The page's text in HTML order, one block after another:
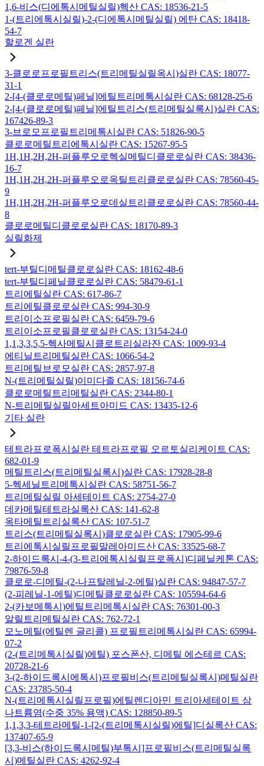
1,6-비스(디에톡시메틸실릴)헥산 CAS: 18536-21-5
1-(트리에톡시실릴)-2-(디에톡시메틸실릴) 에탄 CAS: 18418-
54-7
할로겐 실란
3-클로로프로필트리스(트리메틸실릴옥시)실란 CAS: 18077-
31-1
2-[4-(클로로메틸)페닐]에틸트리메톡시실란 CAS: 68128-25-6
2-[4-(클로로메틸)페닐]에틸트리스(트리메틸실록시)실란 CAS:
167426-89-3
3-브로모프로필트리메톡시실란 CAS: 51826-90-5
클로로메틸트리에톡시실란 CAS: 15267-95-5
1H,1H,2H,2H-퍼플루오로헥실메틸디클로로실란 CAS: 38436-
16-7
1H,1H,2H,2H-퍼플루오로옥틸트리클로로실란 CAS: 78560-45-
9
1H,1H,2H,2H-퍼플루오로데실트리클로로실란 CAS: 78560-44-
8
클로로메틸디클로로실란 CAS: 18170-89-3
실릴화제
tert-부틸디메틸클로로실란 CAS: 18162-48-6
tert-부틸디페닐클로로실란 CAS: 58479-61-1
트리에틸실란 CAS: 617-86-7
트리에틸클로로실란 CAS: 994-30-9
트리이소프로필실란 CAS: 6459-79-6
트리이소프로필클로로실란 CAS: 13154-24-0
1,1,3,3,5,5-헥사메틸시클로트리실라잔 CAS: 1009-93-4
에티닐트리메틸실란 CAS: 1066-54-2
트리메틸브로모실란 CAS: 2857-97-8
N-(트리메틸실릴)이미다졸 CAS: 18156-74-6
클로로메틸트리메틸실란 CAS: 2344-80-1
N-트리메틸실릴아세트아미드 CAS: 13435-12-6
기타 실란
테트라프로폭시실란 테트라프로필 오르토실리케이트 CAS:
682-01-9
메틸트리스(트리메틸실록시)실란 CAS: 17928-28-8
5-헥세닐트리메톡시실란 CAS: 58751-56-7
트리메틸실릴 아세테이트 CAS: 2754-27-0
데카메틸테트라실록산 CAS: 141-62-8
옥타메틸트리실록산 CAS: 107-51-7
트리스(트리메틸실록시)클로로실란 CAS: 17905-99-6
트리에톡시실릴프로필말레아미드산 CAS: 33525-68-7
2-하이드록시-4-(3-트리에톡시실릴프로폭시)디페닐케톤 CAS:
79876-59-8
클로로-디메틸-(2-나프탈레닐-2-에틸)실란 CAS: 94847-57-7
(2-피레닐-1-에틸)디메틸클로로실란 CAS: 105594-64-6
2-(카보메톡시)에틸트리메톡시실란 CAS: 76301-00-3
알릴트리메틸실란 CAS: 762-72-1
모노메틸(에틸렌 글리콜) 프로필트리메톡시실란 CAS: 65994-
07-2
(2-(트리메톡시실릴)에틸) 포스폰산, 디메틸 에스테르 CAS:
20728-21-6
3-(2-하이드록시에톡시)프로필비스(트리메틸실록시)메틸실란
CAS: 23785-50-4
N-(트리메톡시실릴프로필)에틸렌디아민 트리아세테이트 삼
나트륨염(수중 35% 용액) CAS: 128850-89-5
1,1,3,3-테트라메틸-1-[2-(트리메톡시실릴)에틸]디실록산 CAS:
137407-65-9
[3,3-비스(하이드록시메틸)부톡시]프로필비스(트리메틸실록
시)메틸실란 CAS: 4262-92-4